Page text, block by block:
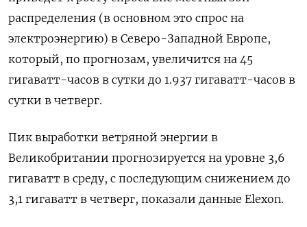
распределения (в основном это спрос на
электроэнергию) в Северо-Западной Европе,
который, по прогнозам, увеличится на 45
гигаватт-часов в сутки до 1.937 гигаватт-часов в
сутки в четверг.
Пик выработки ветряной энергии в
Великобритании прогнозируется на уровне 3,6
гигаватт в среду, с последующим снижением до
3,1 гигаватт в четверг, показали данные Elexon.